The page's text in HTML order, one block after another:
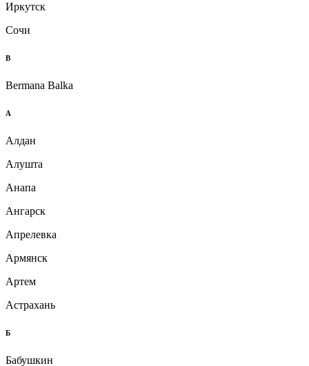
Иркутск
Сочи
B
Bermana Balka
А
Алдан
Алушта
Анапа
Ангарск
Апрелевка
Армянск
Артем
Астрахань
Б
Бабушкин